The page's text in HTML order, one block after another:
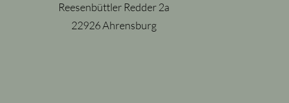
Reesenbüttler Redder 2a
22926 Ahrensburg